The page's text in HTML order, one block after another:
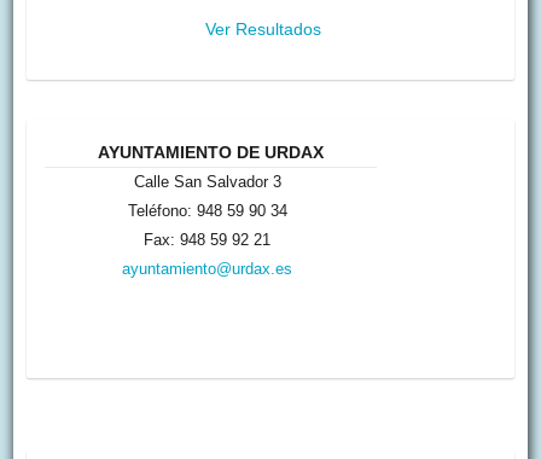
Ver Resultados
AYUNTAMIENTO DE URDAX
Calle San Salvador 3
Teléfono: 948 59 90 34
Fax: 948 59 92 21
ayuntamiento@urdax.es